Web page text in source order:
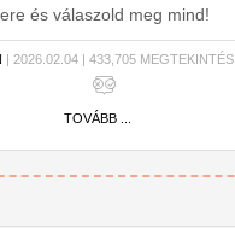
és válaszold meg mind!
| 2026.02.04 | 433,705 MEGTEKINTÉS
TOVÁBB ...